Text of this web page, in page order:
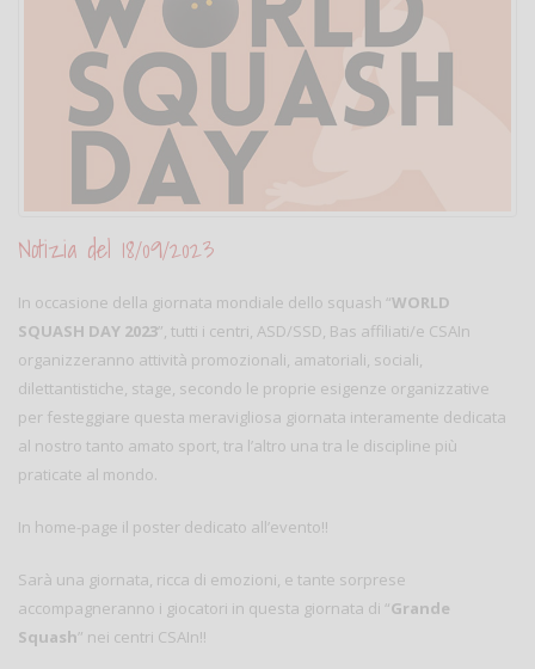
Notizia del 18/09/2023
In occasione della giornata mondiale dello squash “WORLD
SQUASH DAY 2023”, tutti i centri, ASD/SSD, Bas affiliati/e CSAIn
organizzeranno attività promozionali, amatoriali, sociali,
dilettantistiche, stage, secondo le proprie esigenze organizzative
per festeggiare questa meravigliosa giornata interamente dedicata
al nostro tanto amato sport, tra l’altro una tra le discipline più
praticate al mondo.
In home-page il poster dedicato all’evento!!
Sarà una giornata, ricca di emozioni, e tante sorprese
accompagneranno i giocatori in questa giornata di “Grande
Squash” nei centri CSAIn!!